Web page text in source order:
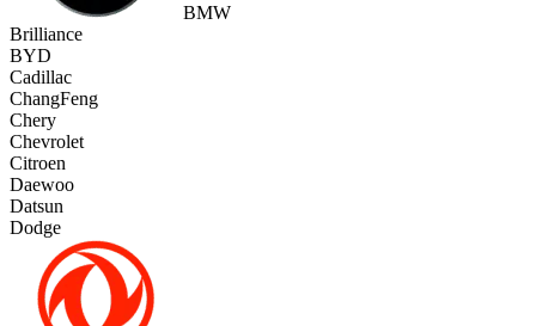
BMW
Brilliance
BYD
Cadillac
ChangFeng
Chery
Chevrolet
Citroen
Daewoo
Datsun
Dodge